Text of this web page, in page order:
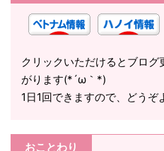
クリックいただけるとブロ
がります(*´ω｀*)
1日1回できますので、どうぞ
おことわり